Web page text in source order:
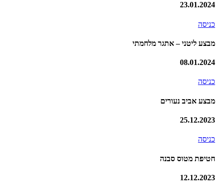
23.01.2024
כניסה
מבצע ליטני – אתגר מלחמתי
08.01.2024
כניסה
מבצע אביב נעורים
25.12.2023
כניסה
חטיפת מטוס סבנה
12.12.2023